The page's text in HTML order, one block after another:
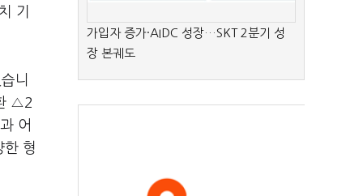
기
니
△2
어
한 형
가입자 증가·AIDC 성장…SKT 2분기 성
장 본궤도